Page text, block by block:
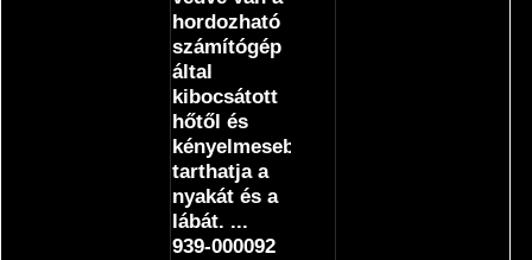
hordozható
számítógép
által
kibocsátott
hőtől és
kényelmesebben
tarthatja a
nyakát és a
lábát. ...
939-000092